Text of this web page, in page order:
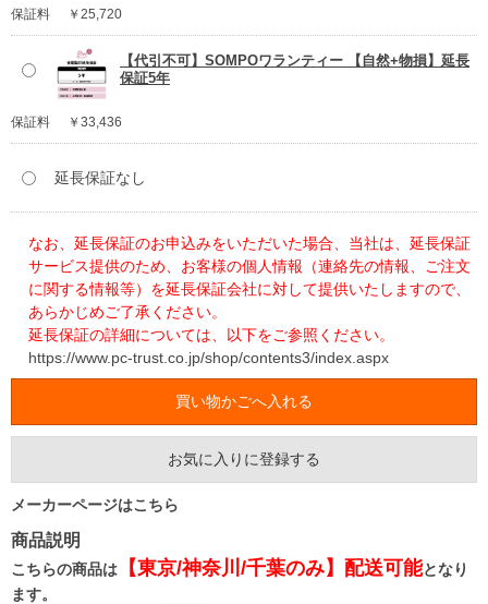
保証料 ￥25,720
【代引不可】SOMPOワランティー 【自然+物損】延長
保証5年
保証料 ￥33,436
延長保証なし
なお、延長保証のお申込みをいただいた場合、当社は、延長保証
サービス提供のため、お客様の個人情報（連絡先の情報、ご注文
に関する情報等）を延長保証会社に対して提供いたしますので、
あらかじめご了承ください。
延長保証の詳細については、以下をご参照ください。
https://www.pc-trust.co.jp/shop/contents3/index.aspx
お気に入りに登録する
メーカーページはこちら
商品説明
こちらの商品は 【東京/神奈川/千葉のみ】配送可能となり
ます。